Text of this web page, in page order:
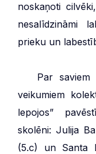
noskaņoti
nesalīdzināmi
prieku un
Par saviem
veikumiem
lepojos”
skolēni: Julija
(5.c) un Santa